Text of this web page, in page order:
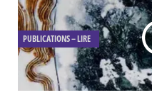
Films
Podcasts/Radio
Publications
À expérimenter
À regarder
Lire
PUBLICATIONS – LIRE